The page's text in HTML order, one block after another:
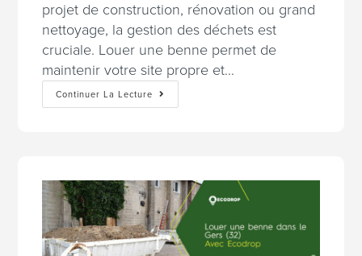
projet de construction, rénovation ou grand
nettoyage, la gestion des déchets est
cruciale. Louer une benne permet de
maintenir votre site propre et…
Continuer La Lecture